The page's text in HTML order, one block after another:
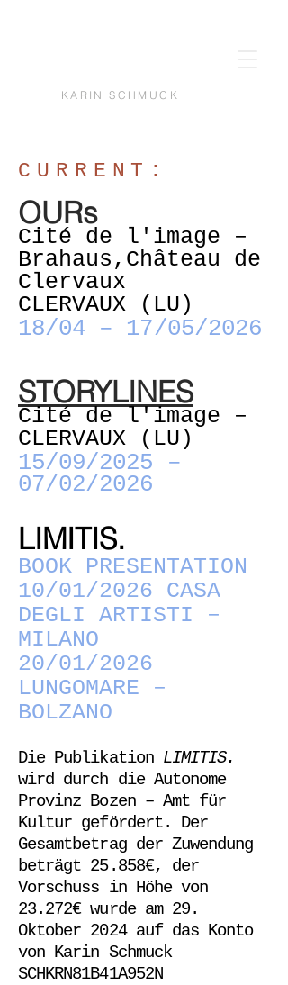
KARIN SCHMUCK
CURRENT:
OURs
Cité de l'image –
Brahaus,Château de
Clervaux
CLERVAUX (LU)
18/04 – 17/05/2026
STORYLINES
Cité de l'image –
CLERVAUX (LU)
15/09/2025 –
07/02/2026
LIMITIS.
BOOK PRESENTATION
10/01/2026 CASA
DEGLI ARTISTI –
MILANO
20/01/2026
LUNGOMARE –
BOLZANO
Die Publikation LIMITIS.
wird durch die Autonome
Provinz Bozen – Amt für
Kultur gefördert. Der
Gesamtbetrag der Zuwendung
beträgt 25.858€, der
Vorschuss in Höhe von
23.272€ wurde am 29.
Oktober 2024 auf das Konto
von Karin Schmuck
SCHKRN81B41A952N